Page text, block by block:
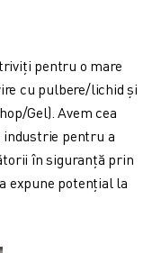
pentru o mare
cu pulbere/lichid și
Gel). Avem cea
industrie pentru a
în siguranță prin
expune potențial la